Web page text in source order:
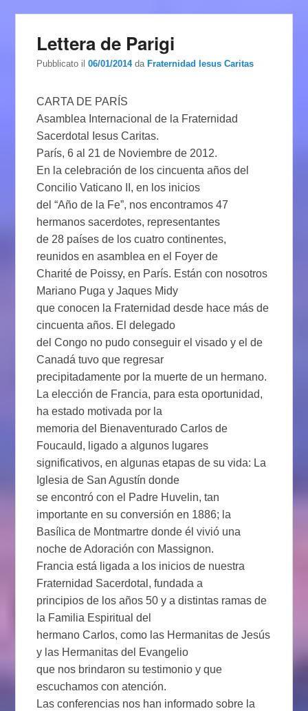
Lettera de Parigi
Pubblicato il06/01/2014 da Fraternidad Iesus Caritas
CARTA DE PARÍS
Asamblea Internacional de la Fraternidad
Sacerdotal Iesus Caritas.
París, 6 al 21 de Noviembre de 2012.
En la celebración de los cincuenta años del
Concilio Vaticano II, en los inicios
del “Año de la Fe”, nos encontramos 47
hermanos sacerdotes, representantes
de 28 países de los cuatro continentes,
reunidos en asamblea en el Foyer de
Charité de Poissy, en París. Están con nosotros
Mariano Puga y Jaques Midy
que conocen la Fraternidad desde hace más de
cincuenta años. El delegado
del Congo no pudo conseguir el visado y el de
Canadá tuvo que regresar
precipitadamente por la muerte de un hermano.
La elección de Francia, para esta oportunidad,
ha estado motivada por la
memoria del Bienaventurado Carlos de
Foucauld, ligado a algunos lugares
significativos, en algunas etapas de su vida: La
Iglesia de San Agustín donde
se encontró con el Padre Huvelin, tan
importante en su conversión en 1886; la
Basílica de Montmartre donde él vivió una
noche de Adoración con Massignon.
Francia está ligada a los inicios de nuestra
Fraternidad Sacerdotal, fundada a
principios de los años 50 y a distintas ramas de
la Familia Espiritual del
hermano Carlos, como las Hermanitas de Jesús
y las Hermanitas del Evangelio
que nos brindaron su testimonio y que
escuchamos con atención.
Las conferencias nos han informado sobre la